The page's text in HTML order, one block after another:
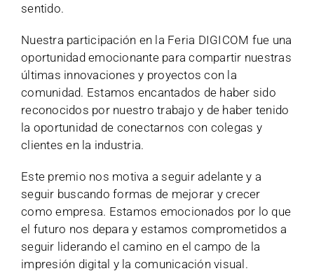
sentido.
Nuestra participación en la Feria DIGICOM fue una
oportunidad emocionante para compartir nuestras
últimas innovaciones y proyectos con la
comunidad. Estamos encantados de haber sido
reconocidos por nuestro trabajo y de haber tenido
la oportunidad de conectarnos con colegas y
clientes en la industria.
Este premio nos motiva a seguir adelante y a
seguir buscando formas de mejorar y crecer
como empresa. Estamos emocionados por lo que
el futuro nos depara y estamos comprometidos a
seguir liderando el camino en el campo de la
impresión digital y la comunicación visual.